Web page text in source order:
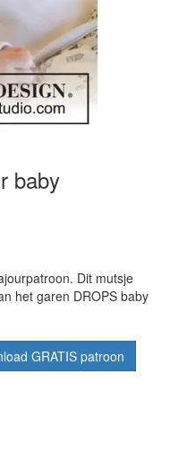
baby
Dit mutsje
het garen DROPS baby
GRATIS patroon